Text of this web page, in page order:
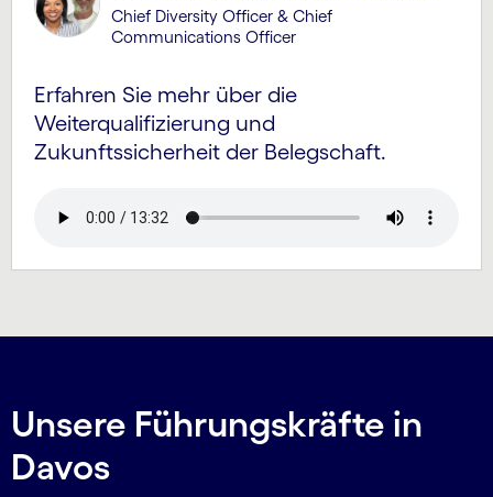
Chief Diversity Officer & Chief
Communications Officer
Erfahren Sie mehr über die
Weiterqualifizierung und
Zukunftssicherheit der Belegschaft.
Unsere Führungskräfte in
Davos